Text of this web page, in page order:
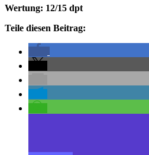
Wertung: 12/15 dpt
Teile diesen Beitrag: